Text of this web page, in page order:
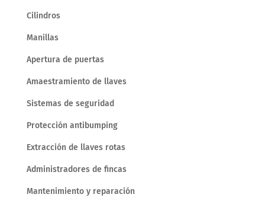
Cilindros
Manillas
Apertura de puertas
Amaestramiento de llaves
Sistemas de seguridad
Protección antibumping
Extracción de llaves rotas
Administradores de fincas
Mantenimiento y reparación